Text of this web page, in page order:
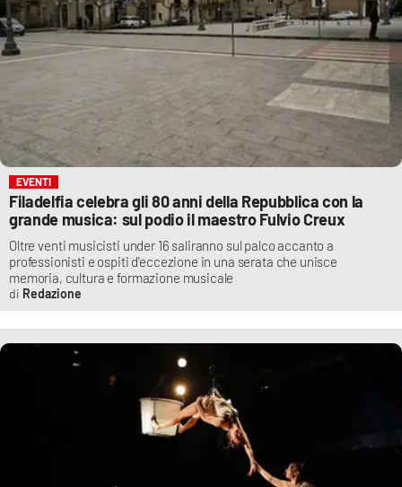
EVENTI
Filadelfia celebra gli 80 anni della Repubblica con la
grande musica: sul podio il maestro Fulvio Creux
Oltre venti musicisti under 16 saliranno sul palco accanto a
professionisti e ospiti d'eccezione in una serata che unisce
memoria, cultura e formazione musicale
Redazione